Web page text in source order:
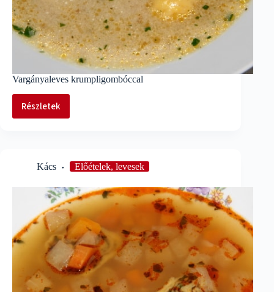
Vargányaleves krumpligombóccal
RészletekVargányaleves
Kács Előételek, levesek